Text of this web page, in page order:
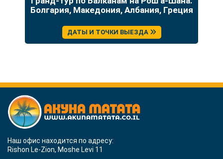
Болгария, Македония, Албания, Греция
ДАТЫ И ТОЧКИ ВЫЕЗДА
Наш офис находится по адресу:
Rishon Le-Zion, Moshe Levi 11